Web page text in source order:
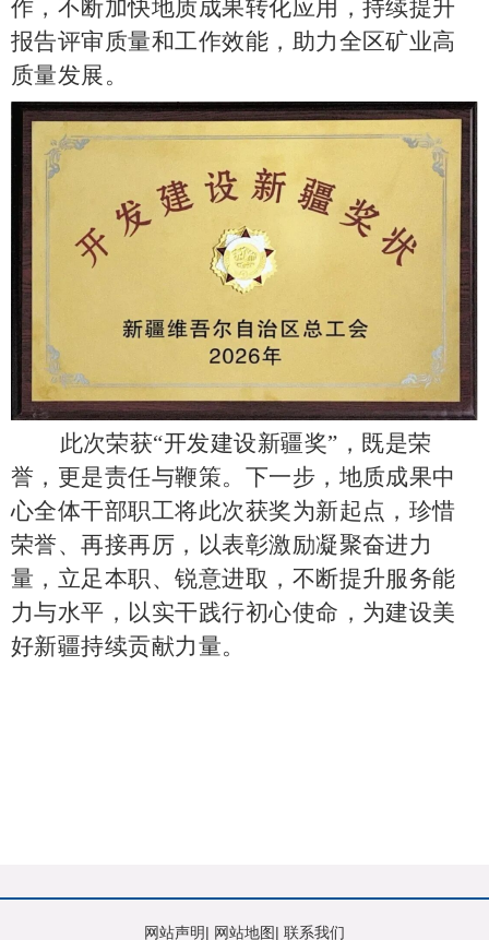
作，不断加快地质成果转化应用，持续提升
报告评审质量和工作效能，助力全区矿业高
质量发展。
此次荣获“开发建设新疆奖”，既是荣
誉，更是责任与鞭策。下一步，地质成果中
心全体干部职工将此次获奖为新起点，珍惜
荣誉、再接再厉，以表彰激励凝聚奋进力
量，立足本职、锐意进取，不断提升服务能
力与水平，以实干践行初心使命，为建设美
好新疆持续贡献力量。
网站声明| 网站地图| 联系我们